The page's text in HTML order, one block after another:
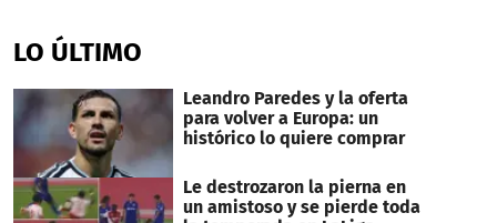
of
1
39
seconds
LO ÚLTIMO
Leandro Paredes y la oferta
para volver a Europa: un
histórico lo quiere comprar
Le destrozaron la pierna en
un amistoso y se pierde toda